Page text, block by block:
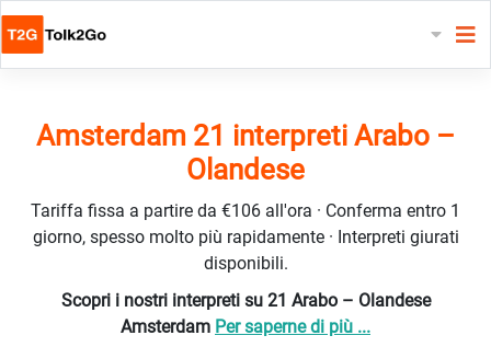
Amsterdam 21 interpreti Arabo –
Olandese
Tariffa fissa a partire da €106 all'ora · Conferma entro 1
giorno, spesso molto più rapidamente · Interpreti giurati
disponibili.
Scopri i nostri interpreti su 21 Arabo – Olandese
Amsterdam Per saperne di più ...